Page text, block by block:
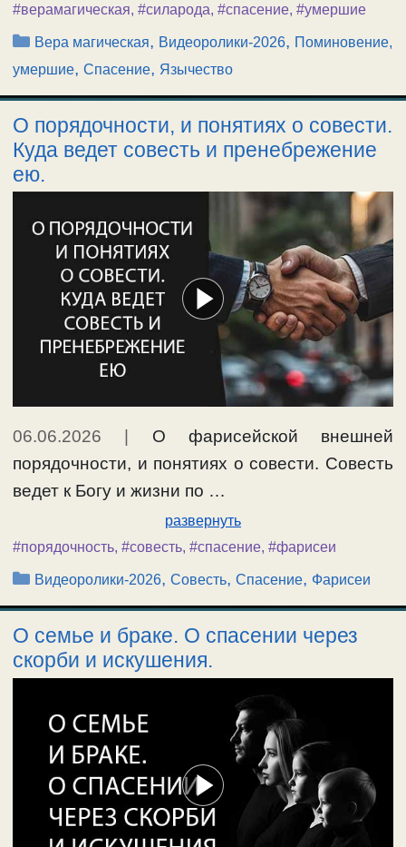
#верамагическая, #силарода, #спасение, #умершие
Рубрики
Вера магическая, Видеоролики-2026, Поминовение,
умершие, Спасение, Язычество
О порядочности, и понятиях о совести.
Куда ведет совесть и пренебрежение
ею.
06.06.2026
О фарисейской внешней
порядочности, и понятиях о совести. Совесть
ведет к Богу и жизни по …
развернуть
#порядочность, #совесть, #спасение, #фарисеи
Рубрики
Видеоролики-2026,Совесть,Спасение, Фарисеи
О семье и браке. О спасении через
скорби и искушения.